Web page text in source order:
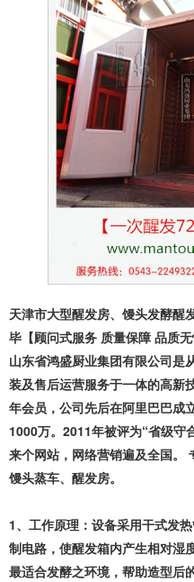
天津市大型醒发房、 馒头发酵醒
毕 【顾问式服务 质量保障 品质
山东省鸿盛厨业集团有限公司是
装及售后运营服务于一体的高新
年会员，公司先后在阿里巴巴成
1000万。2011年被评为“省级守
来个网站，网络营销遍及全国。
馒头蒸车、醒发房。
1、工作原理：设备采用干式发
制电路，使醒发箱内产生相对
最适合发酵之环境，帮助造型后